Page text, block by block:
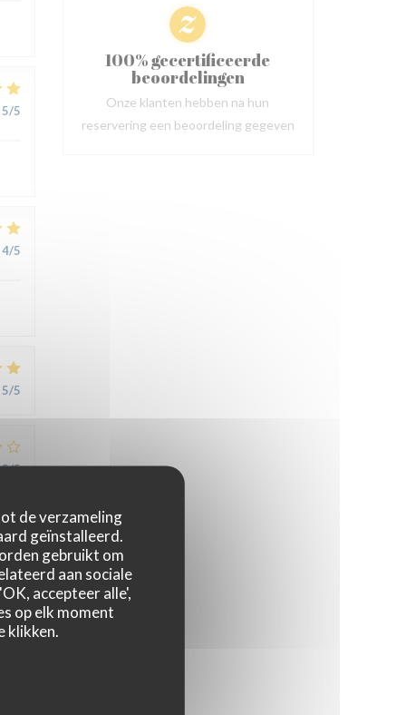
de verzameling
geïnstalleerd.
gebruikt om
aan sociale
accepteer alle',
op elk moment
5/5
4/5
5/5
5/5
/5
4 /5
100% gecertificeerde
beoordelingen
Onze klanten hebben na hun
reservering een beoordeling gegeven